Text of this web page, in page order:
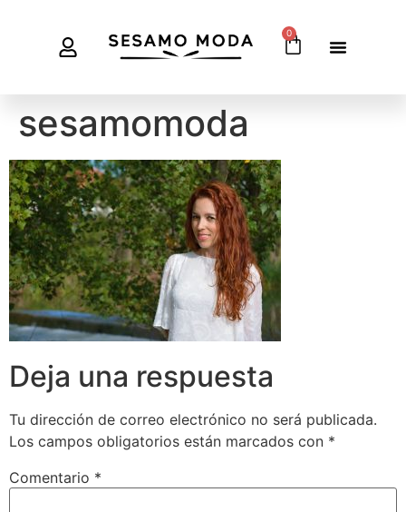
0
sesamomoda
Deja una respuesta
Tu dirección de correo electrónico no será publicada.
Los campos obligatorios están marcados con *
Comentario *